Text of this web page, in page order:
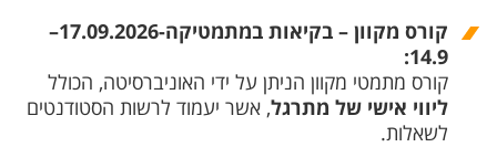
קורס מקוון – בקיאות במתמטיקה-17.09.2026–
14.9:
קורס מתמטי מקוון הניתן על ידי האוניברסיטה, הכולל
ליווי אישי של מתרגל, אשר יעמוד לרשות הסטודנטים
לשאלות.